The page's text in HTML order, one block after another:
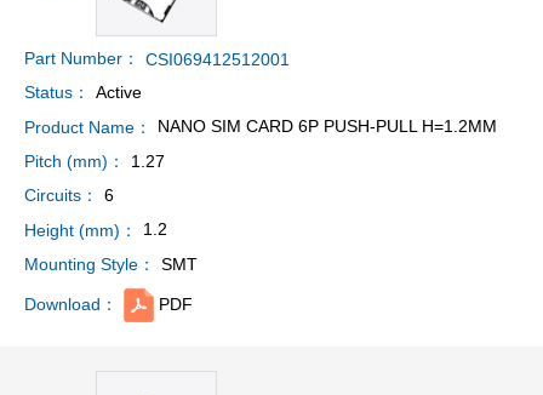
Part Number：
CSI069412512001
Status：
Active
Product Name：
NANO SIM CARD 6P PUSH-PULL H=1.2MM
Pitch (mm)：
1.27
Circuits：
6
Height (mm)：
1.2
Mounting Style：
SMT
Download： PDF